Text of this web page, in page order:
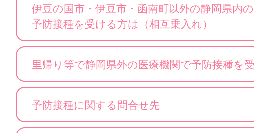
伊豆の国市・伊豆市・函南町以外の静岡県内
予防接種を受ける方は（相互乗入れ）
里帰り等で静岡県外の医療機関で予防接種を
予防接種に関する問合せ先